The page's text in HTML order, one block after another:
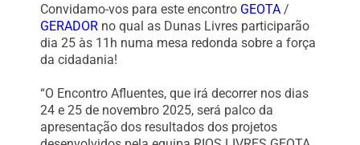
Convidamo-vos para este encontro GEOTA/
GERADOR no qual as Dunas Livres participarão
dia 25 às 11h numa mesa redonda sobre a força
da cidadania!
“O Encontro Afluentes, que irá decorrer nos dias
24 e 25 de novembro 2025, será palco da
apresentação dos resultados dos projetos